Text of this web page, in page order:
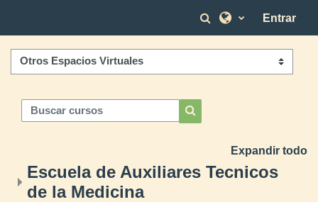
Selector de
Entrar
Categorías
Buscar cursos
Buscar cursos
Expandir todo
Escuela de Auxiliares Tecnicos
de la Medicina